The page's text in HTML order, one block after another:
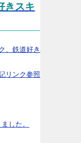
きスキ
、鉄道好き
リンク参照
した。